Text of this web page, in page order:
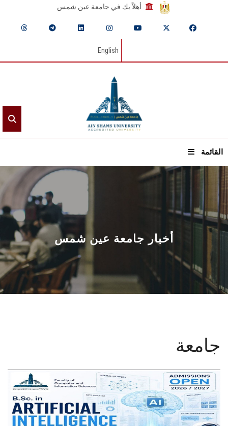
أهلاً بك في جامعة عين شمس
English
القائمة
الرئيسيـة
عن الجامعة
القطاعـات
الشئون الأكاديمية
البحث العلمي
الأنظمة الذكية
الإعلام
أخبار جامعة عين شمس
جامعة